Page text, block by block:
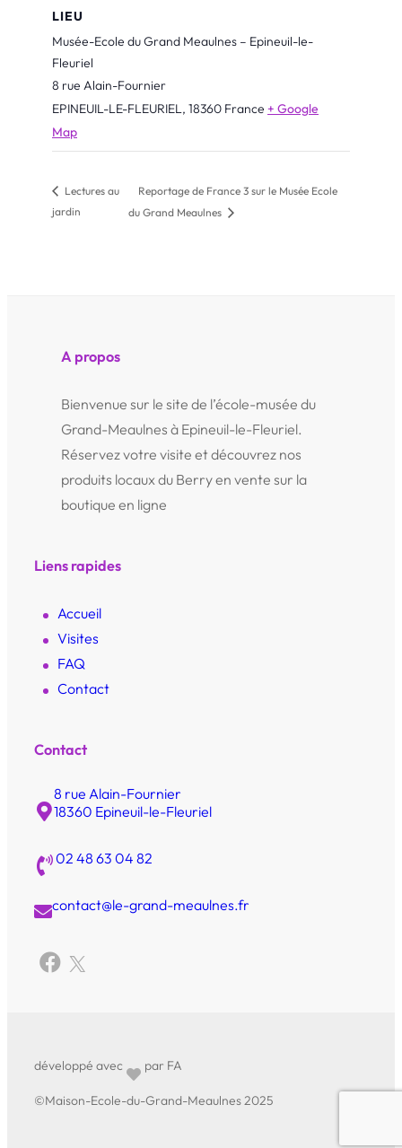
LIEU
Musée-Ecole du Grand Meaulnes – Epineuil-le-
Fleuriel
8 rue Alain-Fournier
EPINEUIL-LE-FLEURIEL, 18360 France + Google
Map
Lectures au
jardin
Reportage de France 3 sur le Musée Ecole
du Grand Meaulnes
A propos
Bienvenue sur le site de l’école-musée du
Grand-Meaulnes à Epineuil-le-Fleuriel.
Réservez votre visite et découvrez nos
produits locaux du Berry en vente sur la
boutique en ligne
Liens rapides
Accueil
Visites
FAQ
Contact
Contact
8 rue Alain-Fournier
18360 Epineuil-le-Fleuriel
02 48 63 04 82
contact@le-grand-meaulnes.fr
développé avec par FA
©Maison-Ecole-du-Grand-Meaulnes 2025